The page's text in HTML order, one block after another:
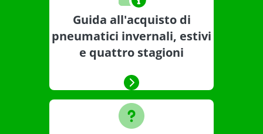
Guida all'acquisto di
pneumatici invernali, estivi
e quattro stagioni